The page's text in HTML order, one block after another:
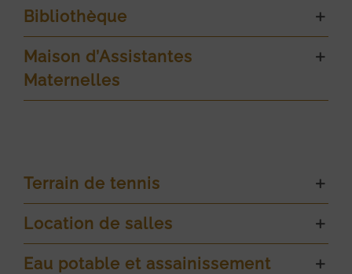
Bibliothèque
Maison d’Assistantes
Maternelles
Terrain de tennis
Location de salles
Eau potable et assainissement